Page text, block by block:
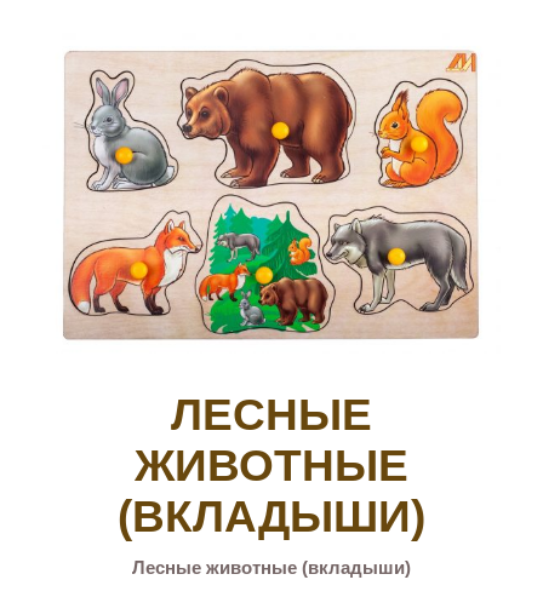
ЛЕСНЫЕ
ЖИВОТНЫЕ
(ВКЛАДЫШИ)
Лесные животные (вкладыши)